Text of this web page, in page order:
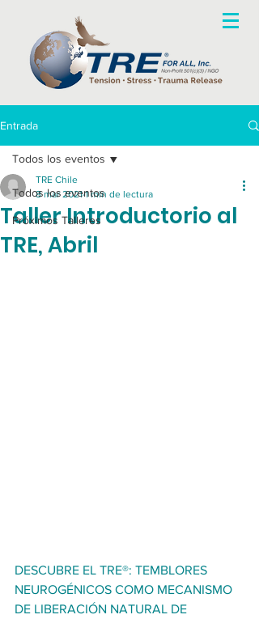
Entrada
Todos los eventos
Próximos Talleres
Todos los eventos
Taller Introductorio al
TRE, Abril
TRE Chile
8 mar 2021 1 min de lectura
DESCUBRE EL TRE®: TEMBLORES
NEUROGÉNICOS COMO MECANISMO
DE LIBERACIÓN NATURAL DE